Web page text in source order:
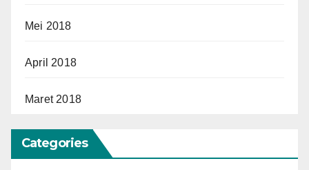
Mei 2018
April 2018
Maret 2018
Categories